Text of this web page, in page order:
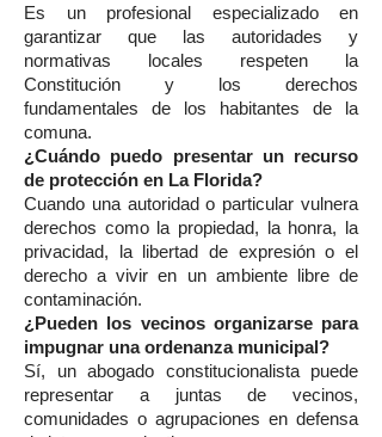
Es un profesional especializado en
garantizar que las autoridades y
normativas locales respeten la
Constitución y los derechos
fundamentales de los habitantes de la
comuna.
¿Cuándo puedo presentar un recurso
de protección en La Florida?
Cuando una autoridad o particular vulnera
derechos como la propiedad, la honra, la
privacidad, la libertad de expresión o el
derecho a vivir en un ambiente libre de
contaminación.
¿Pueden los vecinos organizarse para
impugnar una ordenanza municipal?
Sí, un abogado constitucionalista puede
representar a juntas de vecinos,
comunidades o agrupaciones en defensa